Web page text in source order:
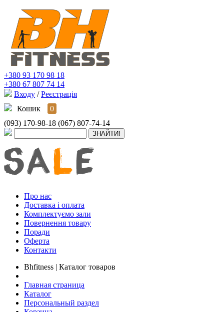
+380 93 170 98 18
+380 67 807 74 14
Входу / Реєстрація
Кошик
0
(093) 170-98-18 (067) 807-74-14
Про нас
Доставка і оплата
Комплектуємо зали
Повернення товару
Поради
Оферта
Контакти
Bhfitness | Каталог товаров
Главная страница
Каталог
Персональный раздел